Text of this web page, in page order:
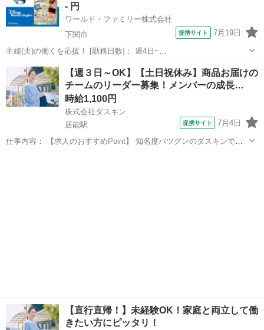
ークもOK 年末年始...
- 円
ワールド・ファミリー株式会社
下関市
提携サイト 7月19日
主婦(夫)の働くを応援！ [勤務日数]： 週4日~
10:00~17:00/10:00~16:00/10:00~15:00/09:30~14:00 [勤務地・最寄
駅]： 山口県下関市 ※勤務エリア選択可 ワールド・ファ...
山口 下関市 営業
【週３日～OK】【土日祝休み】商品お届けの
チームのリーダー募集！メンバーの成長…
時給1,100円
株式会社ダスキン
居能駅
提携サイト 7月4日
仕事内容： 【求人のおすすめPoint】 知名度バツグンのダスキンでお
【直行直帰！】未経験OK！家庭と両立して働
きたい方にピッタリ！